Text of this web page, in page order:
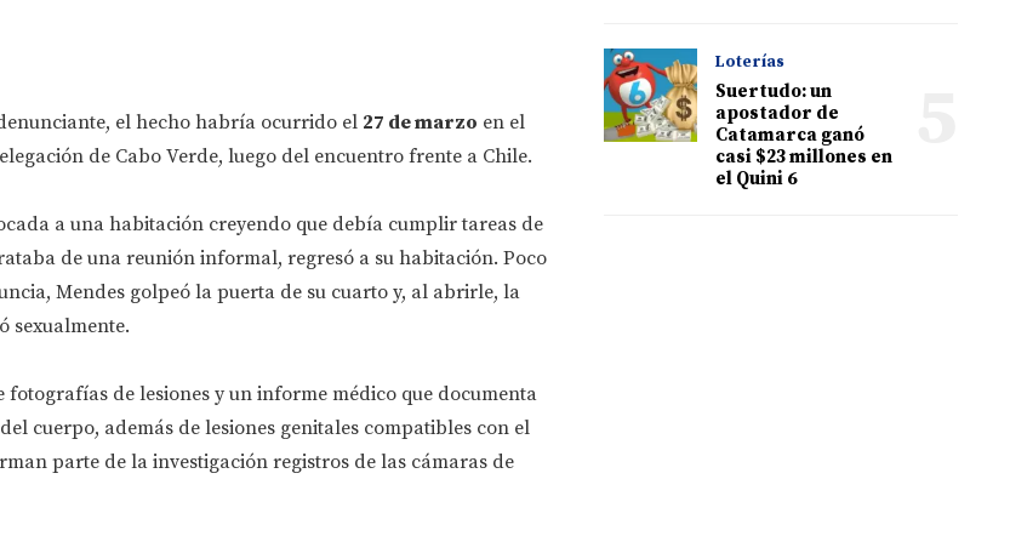
el hecho habría ocurrido el 27 de marzo en el
de Cabo Verde, luego del encuentro frente a Chile.
a una habitación creyendo que debía cumplir tareas de
de una reunión informal, regresó a su habitación. Poco
Mendes golpeó la puerta de su cuarto y, al abrirle, la
sexualmente.
de lesiones y un informe médico que documenta
cuerpo, además de lesiones genitales compatibles con el
parte de la investigación registros de las cámaras de
Loterías
Suertudo: un
apostador de
Catamarca ganó
casi $23 millones en
el Quini 6